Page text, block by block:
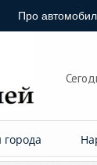
Про